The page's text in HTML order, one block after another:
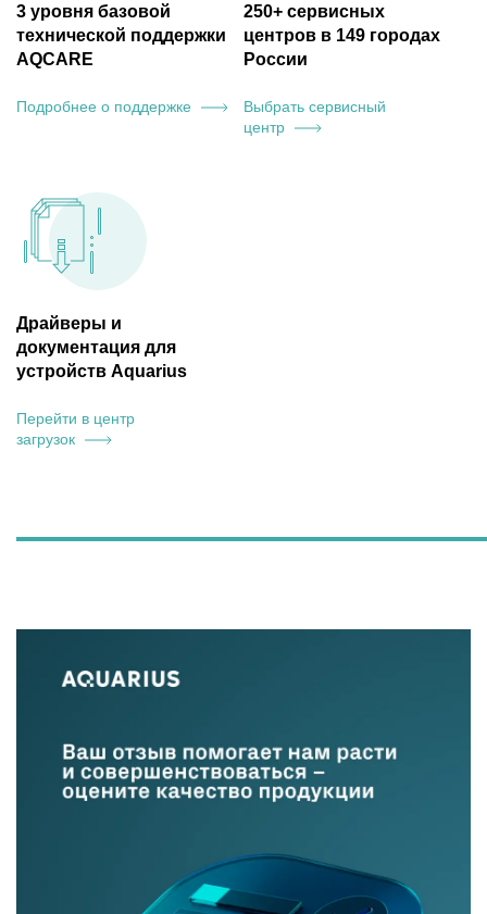
3 уровня базовой
технической поддержки
AQCARE
Подробнее о поддержке
250+ сервисных
центров в 149 городах
России
Выбрать сервисный
центр
Драйверы и
документация для
устройств Aquarius
Перейти в центр
загрузок